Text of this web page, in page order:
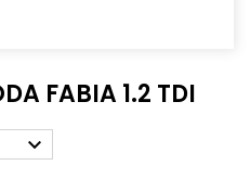
FABIA 1.2 TDI
